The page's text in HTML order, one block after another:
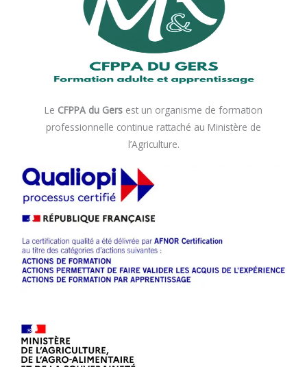
Le CFPPA du Gers est un organisme de formation
professionnelle continue rattaché au Ministère de
l’Agriculture.